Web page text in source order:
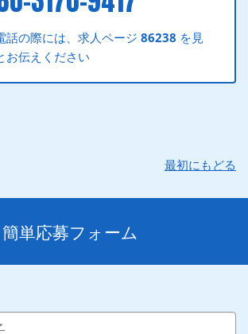
話の際には、求人ページ86238 を見
お伝えください
最初にもどる
簡単応募フォーム